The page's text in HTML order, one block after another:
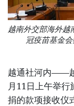
越南外交部海外越
冠疫苗基金
越通社河内——
月11日上午举
捐的款项接收仪